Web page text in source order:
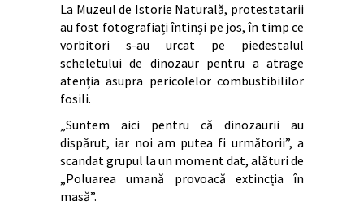
La Muzeul de Istorie Naturală, protestatarii
au fost fotografiați întinși pe jos, în timp ce
vorbitori s-au urcat pe piedestalul
scheletului de dinozaur pentru a atrage
atenția asupra pericolelor combustibililor
fosili.
„Suntem aici pentru că dinozaurii au
dispărut, iar noi am putea fi următorii”, a
scandat grupul la un moment dat, alături de
„Poluarea umană provoacă extincția în
masă”.